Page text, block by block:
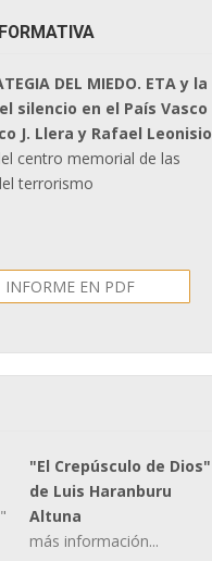
DEL MIEDO. ETA y la
silencio en el País Vasco
J. Llera y Rafael Leonisio
centro memorial de las
terrorismo
INFORME EN PDF
"El Crepúsculo de Dios"
de Luis Haranburu
Altuna
más información...